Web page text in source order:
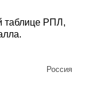
таблице РПЛ,
Россия